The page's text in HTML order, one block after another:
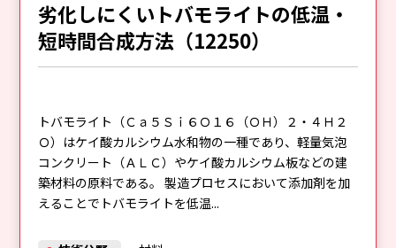
劣化しにくいトバモライトの低温・
短時間合成方法（12250）
トバモライト（Ｃａ５Ｓｉ６Ｏ１６（ＯＨ）２・４Ｈ２
Ｏ）はケイ酸カルシウム水和物の一種であり、軽量気泡
コンクリート（ＡＬＣ）やケイ酸カルシウム板などの建
築材料の原料である。 製造プロセスにおいて添加剤を加
えることでトバモライトを低温...